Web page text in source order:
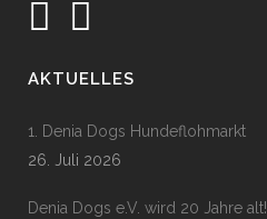
AKTUELLES
1. Denia Dogs Hundeflohmarkt
26. Juli 2026
Denia Dogs e.V. wird 20 Jahre alt!